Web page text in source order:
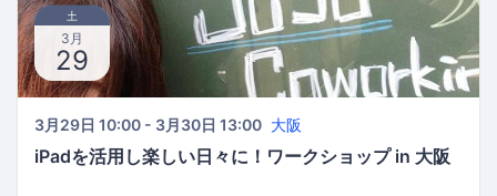
土
3月
29
3月29日 10:00 - 3月30日 13:00 大阪
iPadを活用し楽しい日々に！ワークショップ in 大阪